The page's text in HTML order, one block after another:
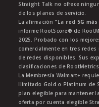
Straight Talk no ofrece
de los planes de servicio.
La afirmación "La red 5G
informe RootScore® de
2025. Probado con los
comercialmente en tres
de redes disponibles. Sus
clasificaciones de
La Membresía Walmart+
Ilimitado Gold o Platinum de
plan elegible para mantener
oferta por cuenta elegible